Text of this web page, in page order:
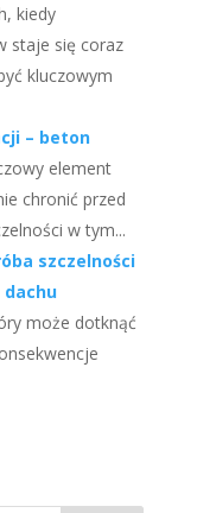
kiedy
staje się coraz
kluczowym
– beton
element
chronić przed
w tym...
szczelności
dachu
może dotknąć